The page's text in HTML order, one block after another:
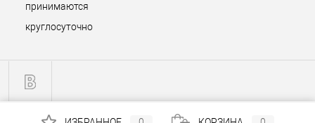
принимаются
круглосуточно